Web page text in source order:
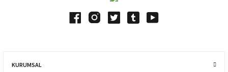
KURUMSAL